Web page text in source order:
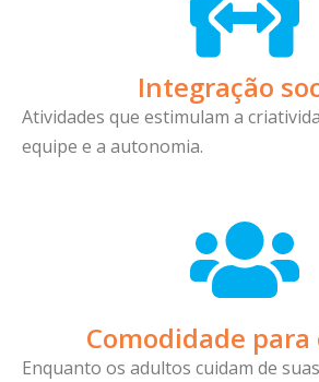
Integração
Atividades que estimulam a
equipe e a autonomia.
Comodidade para
Enquanto os adultos cuidam de suas